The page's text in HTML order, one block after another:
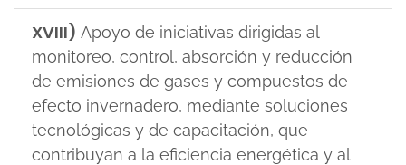
XVIII) Apoyo de iniciativas dirigidas al
monitoreo, control, absorción y reducción
de emisiones de gases y compuestos de
efecto invernadero, mediante soluciones
tecnológicas y de capacitación, que
contribuyan a la eficiencia energética y al